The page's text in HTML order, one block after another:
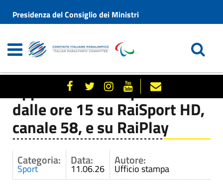
Presidenza del Consiglio dei Ministri
Appuntamento a partire
dalle ore 15 su RaiSport HD,
canale 58, e su RaiPlay
Categoria:
Sport
Data:
11.06.26
Autore:
Ufficio stampa